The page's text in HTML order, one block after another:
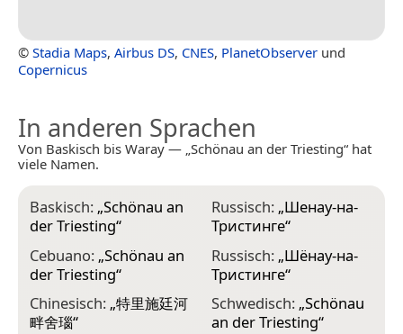
© Stadia Maps, Airbus DS, CNES, PlanetObserver und
Copernicus
In anderen Sprachen
Von Baskisch bis Waray — „Schönau an der Triesting“ hat
viele Namen.
Baskisch: „Schönau an
der Triesting“
Cebuano: „Schönau an
der Triesting“
Chinesisch: „特里施廷河
畔舍瑙“
Russisch: „Шенау-на-
Тристинге“
Russisch: „Шёнау-на-
Тристинге“
Schwedisch: „Schönau
an der Triesting“